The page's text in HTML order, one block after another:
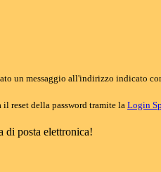
un messaggio all'indirizzo indicato
reset della password tramite la Login
di posta elettronica!